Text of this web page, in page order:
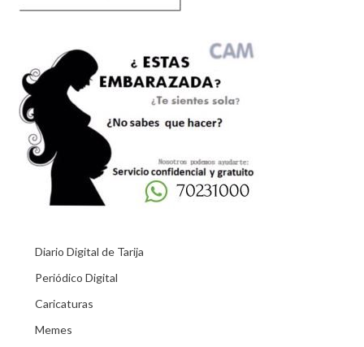
Diario Digital de Tarija
Periódico Digital
Caricaturas
Memes